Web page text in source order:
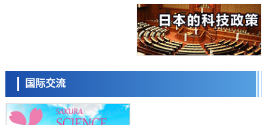
东京都产技研采用新手法开发出可稳定工作至300℃的介电材料，已验
证电容器可在汽车发动机等高温环境下工作
政策
日本修订首都直下型地震紧急对策：目标为死亡人数至少减半，重点强
化火灾防控
科学研究
福井大学发现细胞记忆过往并抑制反应的机制，阐明即便DNA相同反应
国际交流